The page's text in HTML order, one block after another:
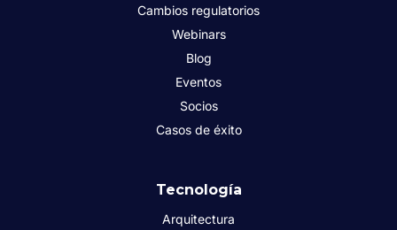
Cambios regulatorios
Webinars
Blog
Eventos
Socios
Casos de éxito
Tecnología
Arquitectura